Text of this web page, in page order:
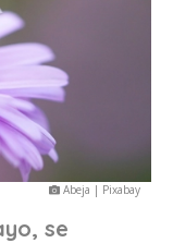
Abeja | Pixabay
se